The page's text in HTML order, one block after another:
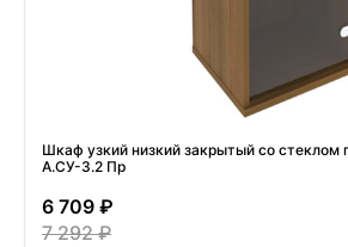
Шкаф узкий низкий закрытый со стеклом
А.СУ-3.2 Пр
6 709 ₽
7 292 ₽